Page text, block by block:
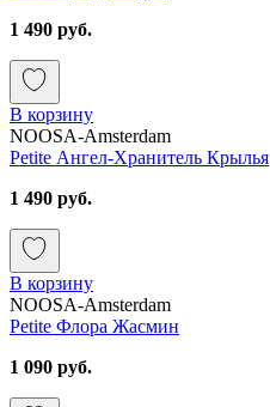
1 490 руб.
В корзину
NOOSA-Amsterdam
Petite Ангел-Хранитель Крылья
1 490 руб.
В корзину
NOOSA-Amsterdam
Petite Флора Жасмин
1 090 руб.